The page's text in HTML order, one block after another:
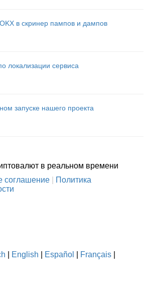
в скринер пампов и дампов
локализации сервиса
запуске нашего проекта
в реальном времени
соглашение
Политика
English Español Français